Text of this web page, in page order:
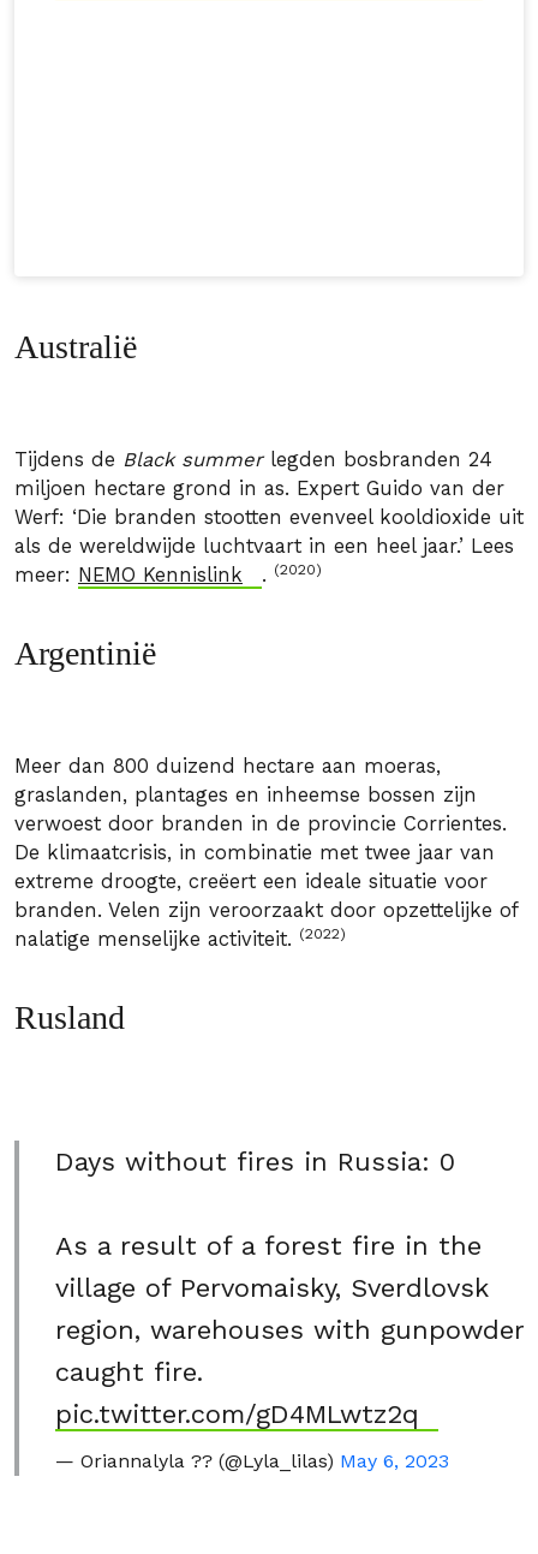
Australië
Tijdens de Black summerlegden bosbranden 24
miljoen hectare grond in as. Expert Guido van der
Werf: ‘Die branden stootten evenveel kooldioxide uit
als de wereldwijde luchtvaart in een heel jaar.’ Lees
meer: NEMO Kennislink . (2020)
Argentinië
Meer dan 800 duizend hectare aan moeras,
graslanden, plantages en inheemse bossen zijn
verwoest door branden in de provincie Corrientes.
De klimaatcrisis, in combinatie met twee jaar van
extreme droogte, creëert een ideale situatie voor
branden. Velen zijn veroorzaakt door opzettelijke of
nalatige menselijke activiteit. (2022)
Rusland
Days without fires in Russia: 0
As a result of a forest fire in the
village of Pervomaisky, Sverdlovsk
region, warehouses with gunpowder
caught fire.
pic.twitter.com/gD4MLwtz2q
— Oriannalyla ?? (@Lyla_lilas) May 6, 2023